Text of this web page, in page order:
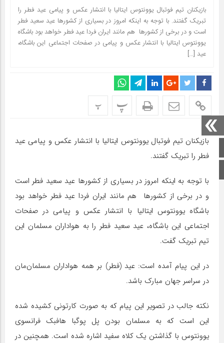
صفحه اصلی
بازیکنان تیم فوتبال یوونتوس ایتالیا با انتشار عکس و پیامی عید فطر را
تبریک گفتند. با توجه به اینکه امروز در بسیاری از کشورها عید سعید فطر
است و در برخی از کشورها هم مانند ایران فردا عید فطر خواهد بود باشگاه
یوونتوس ایتالیا با انتشار عکس و پیامی در صفحات اجتماعی این باشگاه،
عید […]
پ پ
بازیکنان تیم فوتبال یوونتوس ایتالیا با انتشار عکس و پیامی عید
فطر را تبریک گفتند.
با توجه به اینکه امروز در بسیاری از کشورها عید سعید فطر است
و در برخی از کشورها هم مانند ایران فردا عید فطر خواهد بود
باشگاه یوونتوس ایتالیا با انتشار عکس و پیامی در صفحات
اجتماعی این باشگاه، عید سعید فطر را به هواداران مسلمان این
تیم تبریک گفت.
در این پیام آمده است: عید (فطر) بر همه هواداران مسلمان‌مان
در سراسر جهان مبارک باشد.
نکته جالب در تصویر این پیام که به صورت کارتونی کشیده شده
این است که به مسلمان بودن پل پوگبا هافبک فرانسوی
یوونتوس با گذاشتن یک کلاه سفید اشاره شده است. همچنین در